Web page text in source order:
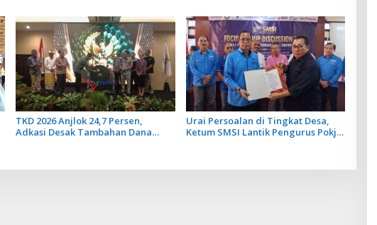
TKD 2026 Anjlok 24,7 Persen,
Adkasi Desak Tambahan Dana
Urai Persoalan di Tingkat Desa,
Ketum SMSI Lantik Pengurus Pokja